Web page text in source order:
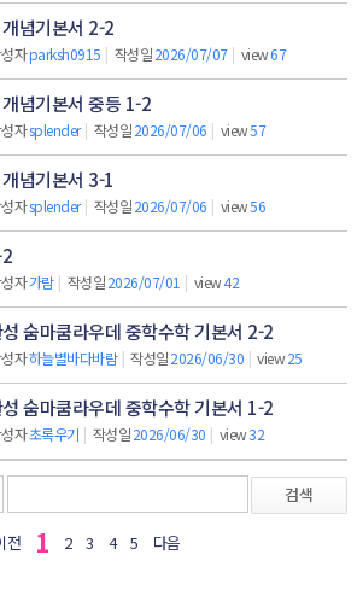
념기본서 2-2
자parksh0915 | 작성일2026/07/07 | view67
념기본서 중등 1-2
자splender | 작성일2026/07/06 | view57
념기본서 3-1
자splender | 작성일2026/07/06 | view56
자가람 | 작성일2026/07/01 | view42
숨마쿰라우데 중학수학 기본서 2-2
자하늘별바다바람 | 작성일2026/06/30 | view25
숨마쿰라우데 중학수학 기본서 1-2
자초록우기 | 작성일2026/06/30 | view32
검색
전 1 2 3 4 5 다음